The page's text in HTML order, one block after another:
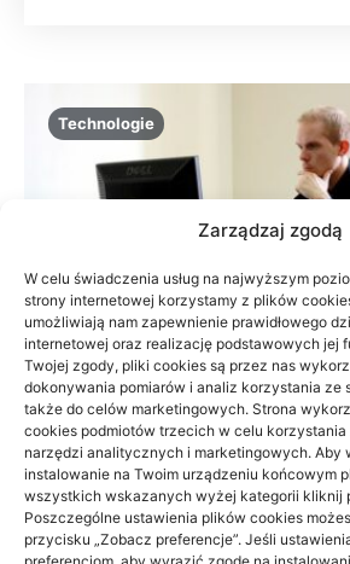
Zarządzaj zgodą
W celu świadczenia usług na najwyższym
strony internetowej korzystamy z plików
umożliwiają nam zapewnienie prawidłowego
internetowej oraz realizację podstawowych jej
Twojej zgody, pliki cookies są przez nas
dokonywania pomiarów i analiz korzystania ze
także do celów marketingowych. Strona
cookies podmiotów trzecich w celu
narzędzi analitycznych i marketingowych. Aby
instalowanie na Twoim urządzeniu końcowym
wszystkich wskazanych wyżej kategorii kliknij
Poszczególne ustawienia plików cookies
przycisku „Zobacz preferencje”. Jeśli
Technologie
Dlaczego reklamowe
sprawdzają w